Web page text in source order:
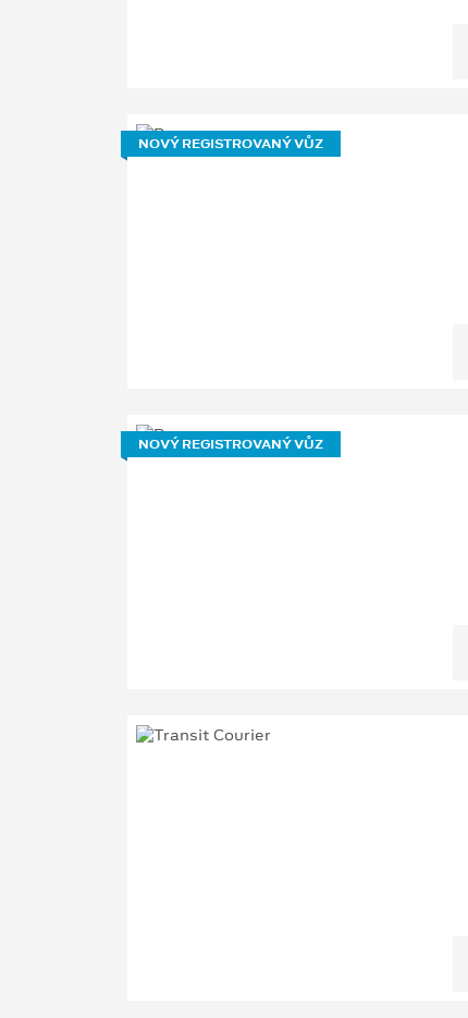
NOVÝ REGISTROVANÝ VŮZ
NOVÝ REGISTROVANÝ VŮZ